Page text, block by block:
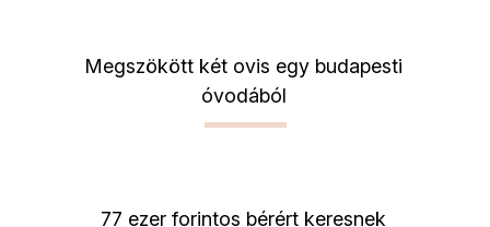
Megszökött két ovis egy budapesti
óvodából
77 ezer forintos bérért keresnek